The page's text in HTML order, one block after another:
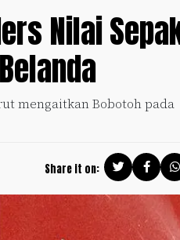
Nilai
mengaitkan Bobotoh pada
Share it on: